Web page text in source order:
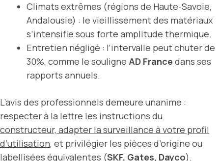
Climats extrêmes (régions de Haute-Savoie,
Andalousie) : le vieillissement des matériaux
s’intensifie sous forte amplitude thermique.
Entretien négligé : l’intervalle peut chuter de
30%, comme le souligne AD France dans ses
rapports annuels.
L’avis des professionnels demeure unanime :
respecter à la lettre les instructions du
constructeur, adapter la surveillance à votre profil
d’utilisation, et privilégier les pièces d’origine ou
labellisées équivalentes (SKF, Gates, Dayco).